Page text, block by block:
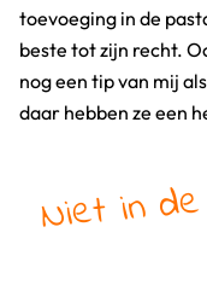
toevoeging in de
beste tot zijn recht.
nog een tip van mij
daar hebben ze een
Niet in